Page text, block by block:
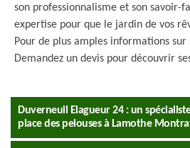
son professionnalisme et son savoir-
expertise pour que le jardin de vos
Pour de plus amples informations sur
Demandez un devis pour découvrir
Duverneuil Elagueur 24 : un
place des pelouses à Lamothe